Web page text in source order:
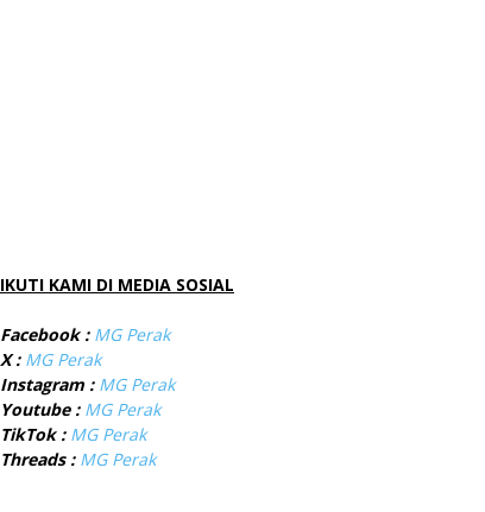
IKUTI KAMI DI MEDIA SOSIAL
Facebook : MG Perak
X : MG Perak
Instagram : MG Perak
Youtube : MG Perak
TikTok : MG Perak
Threads : MG Perak